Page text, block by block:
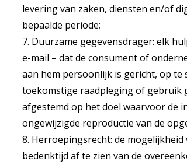
levering van zaken, diensten en/of
bepaalde periode;
7. Duurzame gegevensdrager: elk
e-mail – dat de consument of
aan hem persoonlijk is gericht, op te
toekomstige raadpleging of gebruik
afgestemd op het doel waarvoor de
ongewijzigde reproductie van de
8. Herroepingsrecht: de
bedenktijd af te zien van de